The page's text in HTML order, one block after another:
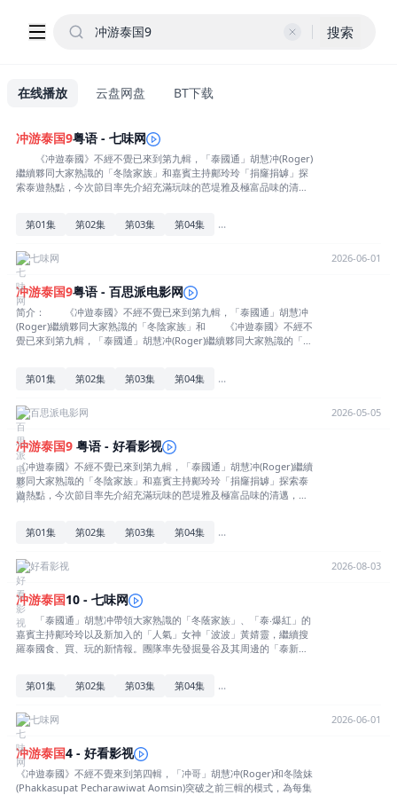
搜索
在线播放 云盘网盘 BT下载
冲游泰国9粤语 - 七味网
《冲遊泰國》不經不覺已來到第九輯，「泰國通」胡慧冲(Roger)
繼續夥同大家熟識的「冬陰家族」和嘉賓主持鄺玲玲「捐窿捐罅」探
索泰遊熱點，今次節目率先介紹充滿玩味的芭堤雅及極富品味的清
賓主持鄺玲玲「捐窿捐罅」探索泰遊熱點，今次節目率先介紹充滿玩
型」酒店、食肆……此外，泰國旅遊業受疫情打擊，冲哥分享當地人
如何疫後求變，帶出疫後重生的勵志故事以及逆境求生的「泰度」；
當然少不了教大家簡單泰文及各種泰國生活小常識。[收起部分]
第01集 第02集 第03集 第04集 ...
七味网 2026-06-01
冲游泰国9粤语 - 百思派电影网
简介： 《冲遊泰國》不經不覺已來到第九輯，「泰國通」胡慧冲
(Roger)繼續夥同大家熟識的「冬陰家族」和 《冲遊泰國》不經不
覺已來到第九輯，「泰國通」胡慧冲(Roger)繼續夥同大家熟識的「冬
勝地、「泰型」酒店、食肆……此外，泰國旅遊業受疫情打擊，冲哥
「泰度」；當然少不了教大家簡單泰文及各種泰國生活小常識。详情
第01集 第02集 第03集 第04集 ...
百思派电影网 2026-05-05
冲游泰国9 粤语 - 好看影视
《冲遊泰國》不經不覺已來到第九輯，「泰國通」胡慧冲(Roger)繼續
夥同大家熟識的「冬陰家族」和嘉賓主持鄺玲玲「捐窿捐罅」探索泰
遊熱點，今次節目率先介紹充滿玩味的芭堤雅及極富品味的清邁，包
故事以及逆境求生的「泰度」；當然少不了教大家簡單泰文及各種泰
第01集 第02集 第03集 第04集 ...
好看影视 2026-08-03
冲游泰国10 - 七味网
「泰國通」胡慧冲帶領大家熟識的「冬蔭家族」、「泰‧爆紅」的
嘉賓主持鄺玲玲以及新加入的「人氣」女神「波波」黃婧靈，繼續搜
羅泰國食、買、玩的新情報。團隊率先發掘曼谷及其周邊的「泰新」
氣」女神「波波」黃婧靈，繼續搜羅泰國食、買、玩的新情報。團隊
美味」佳餚，探索「泰潮」景點，與貓貓遊船河、往商場拜神、
「蒲」文青新天地……波波還跟胡慧冲暢遊芭堤雅，盡情解放享受驚
喜行程！鄺玲玲則會教泰文兼解答有關泰國的種種問題，帶出各方面
「泰實用」資訊。[收起部分]
第01集 第02集 第03集 第04集 ...
七味网 2026-06-01
冲游泰国4 - 好看影视
《冲遊泰國》不經不覺來到第四輯，「冲哥」胡慧冲(Roger)和冬陰妹
(Phakkasupat Pecharawiwat Aomsin)突破之前三輯的模式，為每集